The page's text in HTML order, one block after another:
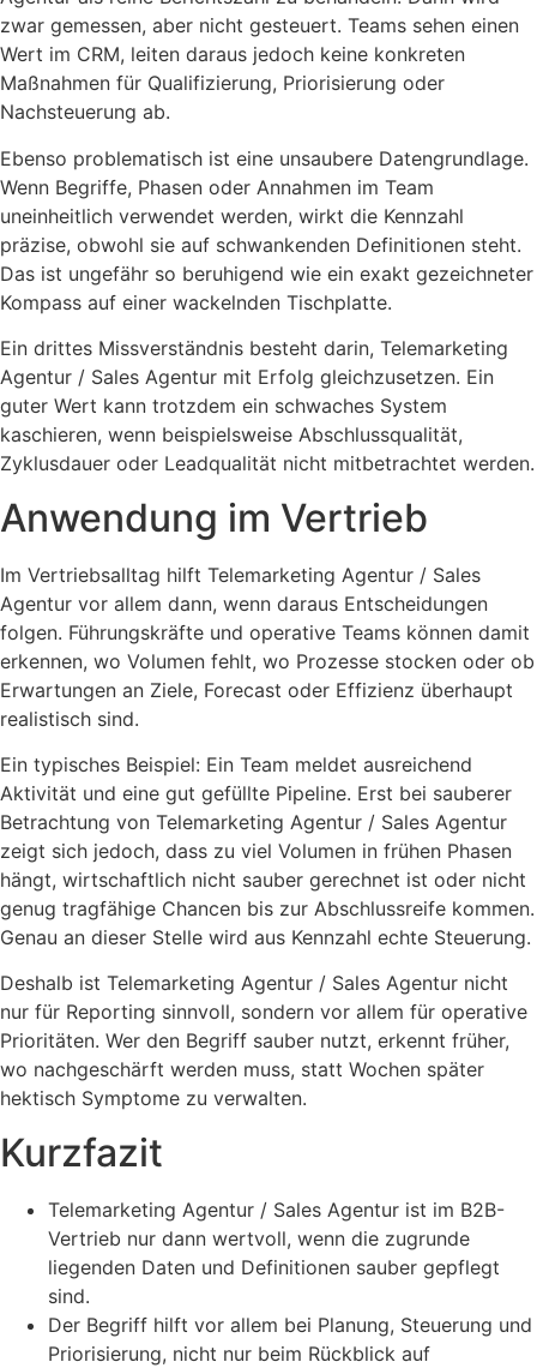
zwar gemessen, aber nicht gesteuert. Teams sehen einen
Wert im CRM, leiten daraus jedoch keine konkreten
Maßnahmen für Qualifizierung, Priorisierung oder
Nachsteuerung ab.
Ebenso problematisch ist eine unsaubere Datengrundlage.
Wenn Begriffe, Phasen oder Annahmen im Team
uneinheitlich verwendet werden, wirkt die Kennzahl
präzise, obwohl sie auf schwankenden Definitionen steht.
Das ist ungefähr so beruhigend wie ein exakt gezeichneter
Kompass auf einer wackelnden Tischplatte.
Ein drittes Missverständnis besteht darin, Telemarketing
Agentur / Sales Agentur mit Erfolg gleichzusetzen. Ein
guter Wert kann trotzdem ein schwaches System
kaschieren, wenn beispielsweise Abschlussqualität,
Zyklusdauer oder Leadqualität nicht mitbetrachtet werden.
Anwendung im Vertrieb
Im Vertriebsalltag hilft Telemarketing Agentur / Sales
Agentur vor allem dann, wenn daraus Entscheidungen
folgen. Führungskräfte und operative Teams können damit
erkennen, wo Volumen fehlt, wo Prozesse stocken oder ob
Erwartungen an Ziele, Forecast oder Effizienz überhaupt
realistisch sind.
Ein typisches Beispiel: Ein Team meldet ausreichend
Aktivität und eine gut gefüllte Pipeline. Erst bei sauberer
Betrachtung von Telemarketing Agentur / Sales Agentur
zeigt sich jedoch, dass zu viel Volumen in frühen Phasen
hängt, wirtschaftlich nicht sauber gerechnet ist oder nicht
genug tragfähige Chancen bis zur Abschlussreife kommen.
Genau an dieser Stelle wird aus Kennzahl echte Steuerung.
Deshalb ist Telemarketing Agentur / Sales Agentur nicht
nur für Reporting sinnvoll, sondern vor allem für operative
Prioritäten. Wer den Begriff sauber nutzt, erkennt früher,
wo nachgeschärft werden muss, statt Wochen später
hektisch Symptome zu verwalten.
Kurzfazit
Telemarketing Agentur / Sales Agentur ist im B2B-
Vertrieb nur dann wertvoll, wenn die zugrunde
liegenden Daten und Definitionen sauber gepflegt
sind.
Der Begriff hilft vor allem bei Planung, Steuerung und
Priorisierung, nicht nur beim Rückblick auf